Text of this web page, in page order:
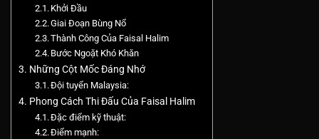
Khởi Đầu
Giai Đoạn Bùng Nổ
Thành Công Của Faisal Halim
Bước Ngoặt Khó Khăn
Những Cột Mốc Đáng Nhớ
Đội tuyển Malaysia:
Phong Cách Thi Đấu Của Faisal Halim
Đặc điểm kỹ thuật:
Điểm mạnh: